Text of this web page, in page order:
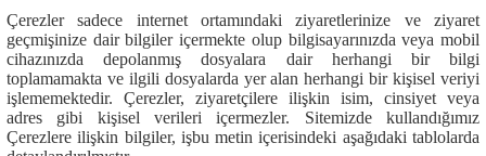
Çerezler sadece internet ortamındaki ziyaretlerinize ve ziyaret
geçmişinize dair bilgiler içermekte olup bilgisayarınızda veya mobil
cihazınızda depolanmış dosyalara dair herhangi bir bilgi
toplamamakta ve ilgili dosyalarda yer alan herhangi bir kişisel veriyi
işlememektedir. Çerezler, ziyaretçilere ilişkin isim, cinsiyet veya
adres gibi kişisel verileri içermezler. Sitemizde kullandığımız
Çerezlere ilişkin bilgiler, işbu metin içerisindeki aşağıdaki tablolarda